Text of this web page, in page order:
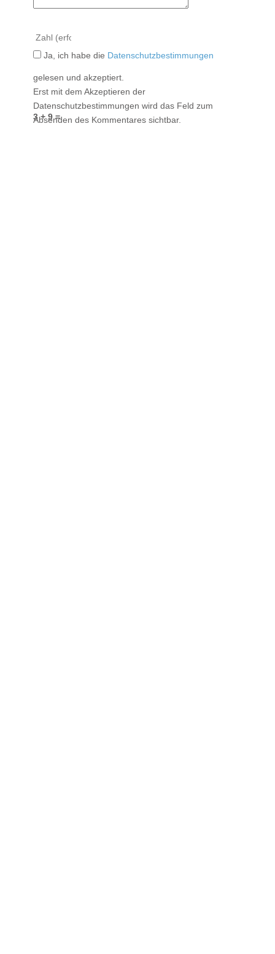
3 + 9 =
Ja, ich habe die Datenschutzbestimmungen
gelesen und akzeptiert.
Erst mit dem Akzeptieren der
Datenschutzbestimmungen wird das Feld zum
Absenden des Kommentares sichtbar.